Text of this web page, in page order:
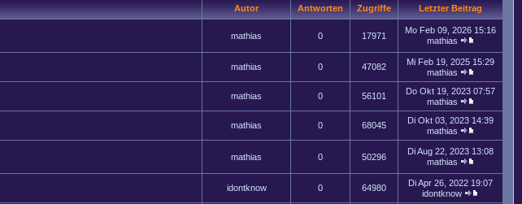
Autor Antworten Zugriffe Letzter Beitrag
mathias 0 17971
Mo Feb 09, 2026 15:16
mathias
mathias 0 47082
Mi Feb 19, 2025 15:29
mathias
mathias 0 56101
Do Okt 19, 2023 07:57
mathias
mathias 0 68045
Di Okt 03, 2023 14:39
mathias
mathias 0 50296
Di Aug 22, 2023 13:08
mathias
idontknow 0 64980
Di Apr 26, 2022 19:07
idontknow